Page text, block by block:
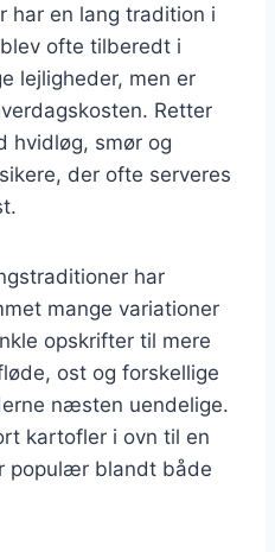
har en lang tradition i
ofte tilberedt i
lejligheder, men er
Retter
hvidløg, smør og
der ofte serveres
har
mange variationer
opskrifter til mere
ost og forskellige
næsten uendelige.
kartofler i ovn til en
populær blandt både